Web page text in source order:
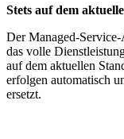
Stets auf dem
Der Managed-
das volle
auf dem aktuellen
erfolgen automatisch
ersetzt.